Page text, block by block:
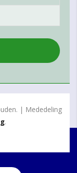
| Mededeling
.